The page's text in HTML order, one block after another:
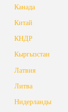
Канада
Китай
КНДР
Кыргызстан
Латвия
Литва
Нидерланды